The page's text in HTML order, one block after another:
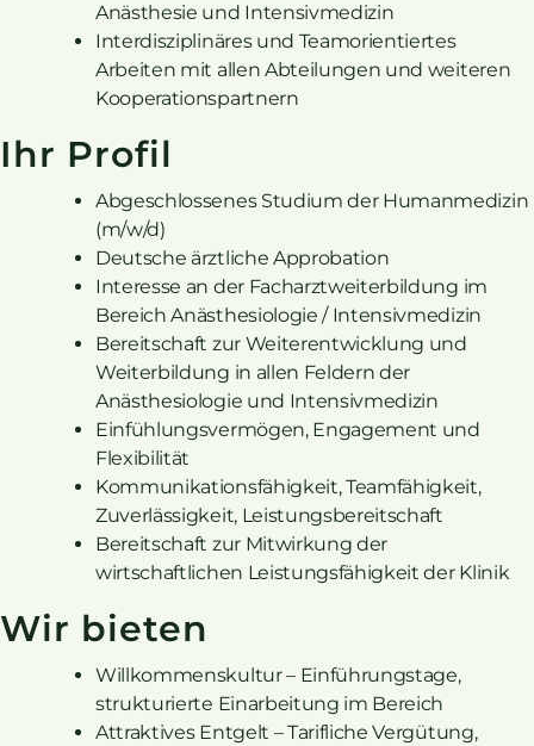
Anästhesie und Intensivmedizin
Interdisziplinäres und Teamorientiertes
Arbeiten mit allen Abteilungen und weiteren
Kooperationspartnern
Ihr Profil
Abgeschlossenes Studium der Humanmedizin
(m/w/d)
Deutsche ärztliche Approbation
Interesse an der Facharztweiterbildung im
Bereich Anästhesiologie / Intensivmedizin
Bereitschaft zur Weiterentwicklung und
Weiterbildung in allen Feldern der
Anästhesiologie und Intensivmedizin
Einfühlungsvermögen, Engagement und
Flexibilität
Kommunikationsfähigkeit, Teamfähigkeit,
Zuverlässigkeit, Leistungsbereitschaft
Bereitschaft zur Mitwirkung der
wirtschaftlichen Leistungsfähigkeit der Klinik
Wir bieten
Willkommenskultur – Einführungstage,
strukturierte Einarbeitung im Bereich
Attraktives Entgelt – Tarifliche Vergütung,